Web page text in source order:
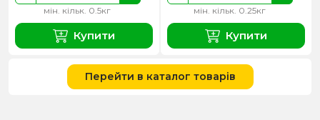
мін. кільк. 0.5кг
Купити
мін. кільк. 0.25кг
Купити
Перейти в каталог товарів